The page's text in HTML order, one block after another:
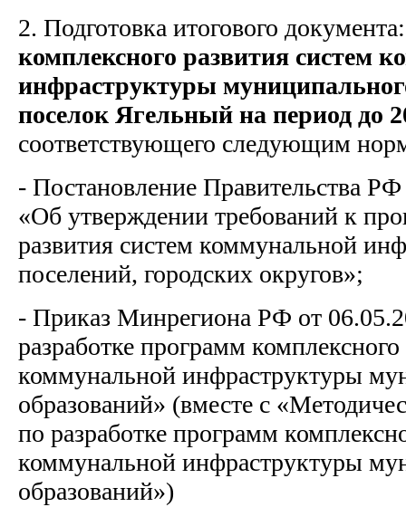
2. Подготовка итогового
комплексного развития систем
инфраструктуры
поселок Ягельный на период до
соответствующего следующим
- Постановление Правительства
«Об утверждении требований к
развития систем коммунальной
поселений, городских округов»;
- Приказ Минрегиона РФ от
разработке программ
коммунальной инфраструктуры
образований» (вместе с
по разработке программ
коммунальной инфраструктуры
образований»)